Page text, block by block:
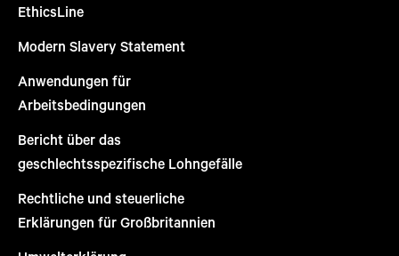
EthicsLine
Modern Slavery Statement
Anwendungen für
Arbeitsbedingungen
Bericht über das
geschlechtsspezifische Lohngefälle
Rechtliche und steuerliche
Erklärungen für Großbritannien